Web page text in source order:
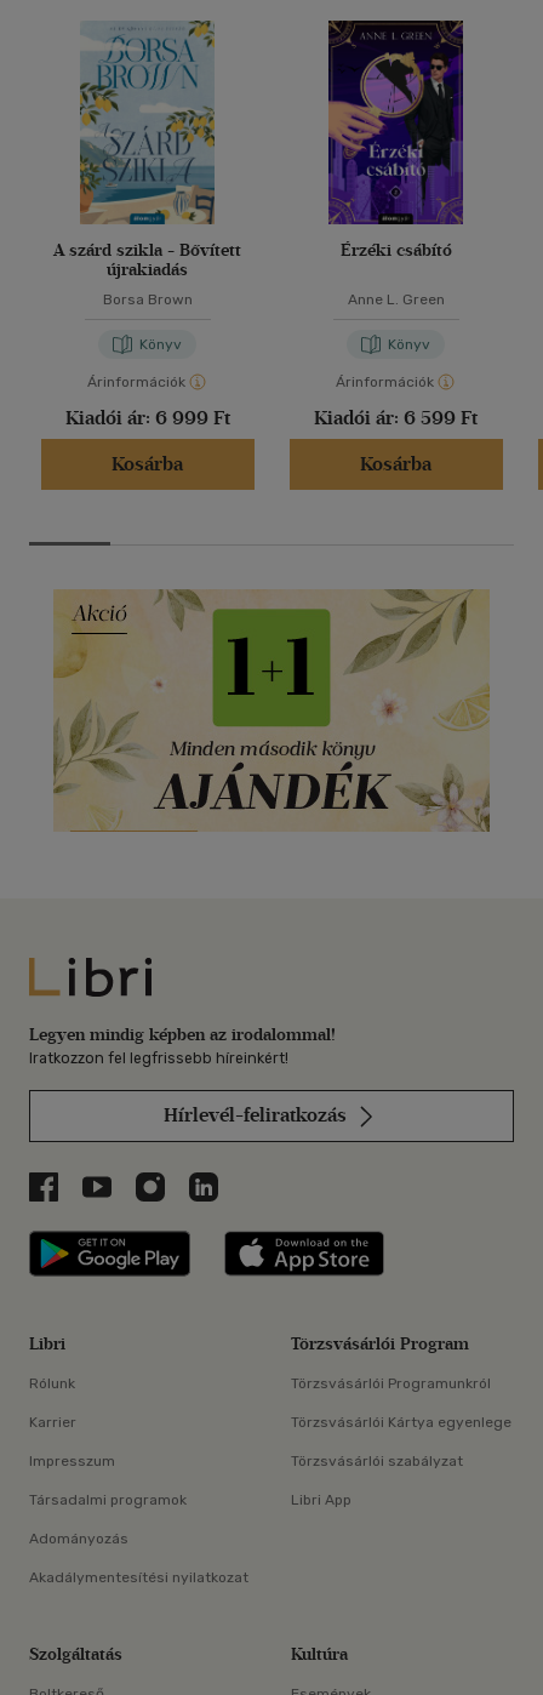
A szárd szikla - Bővített
újrakiadás
Borsa Brown
Könyv
Árinformációk
Kiadói ár: 6 999 Ft
Kosárba
Érzéki csábító
Anne L. Green
Könyv
Árinformációk
Kiadói ár: 6 599 Ft
Kosárba
Libri
Legyen mindig képben az irodalommal!
Iratkozzon fel legfrissebb híreinkért!
Hírlevél-feliratkozás
Libri a Facebookon
Libri a Youtube-on
Libri az Instagramon
Libri a LinkedInen
Libri applikáció Szerezd meg: Google
Libri
Rólunk
Karrier
Impresszum
Társadalmi programok
Adományozás
Akadálymentesítési nyilatkozat
Törzsvásárlói Program
Törzsvásárlói Programunkról
Törzsvásárlói Kártya egyenlege
Törzsvásárlói szabályzat
Libri App
Szolgáltatás Kultúra